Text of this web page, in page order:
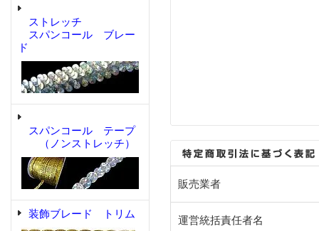
ストレッチ
スパンコール ブレー
ド
スパンコール テープ
（ノンストレッチ）
装飾ブレード トリム
販売業者
運営統括責任者名